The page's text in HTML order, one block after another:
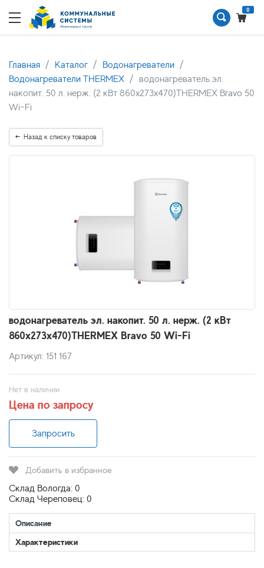
0
Главная Каталог
Водонагреватели
Водонагреватели THERMEX
водонагреватель эл.
накопит. 50 л. нерж. (2 кВт 860х273х470)THERMEX Bravo 50
Wi-Fi
Назад к списку товаров
водонагреватель эл. накопит. 50 л. нерж. (2 кВт
860х273х470)THERMEX Bravo 50 Wi-Fi
Артикул: 151 167
Нет в наличии
Цена по запросу
Запросить
Добавить в избранное
Склад Вологда: 0
Склад Череповец: 0
Описание
Характеристики